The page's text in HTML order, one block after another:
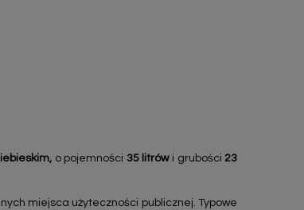
o pojemności 35 litrów i grubości 23
miejsca użyteczności publicznej. Typowe